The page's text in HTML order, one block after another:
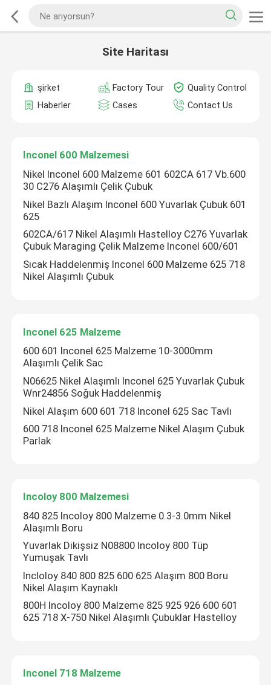
Site Haritası
şirket Factory Tour
Quality Control
Haberler
Cases Contact Us
Inconel 600 Malzemesi
Nikel Inconel 600 Malzeme 601 602CA 617 Vb.600
30 C276 Alaşımlı Çelik Çubuk
Nikel Bazlı Alaşım Inconel 600 Yuvarlak Çubuk 601
625
602CA/617 Nikel Alaşımlı Hastelloy C276 Yuvarlak
Çubuk Maraging Çelik Malzeme Inconel 600/601
Sıcak Haddelenmiş Inconel 600 Malzeme 625 718
Nikel Alaşımlı Çubuk
Inconel 625 Malzeme
600 601 Inconel 625 Malzeme 10-3000mm
Alaşımlı Çelik Sac
N06625 Nikel Alaşımlı Inconel 625 Yuvarlak Çubuk
Wnr24856 Soğuk Haddelenmiş
Nikel Alaşım 600 601 718 Inconel 625 Sac Tavlı
600 718 Inconel 625 Malzeme Nikel Alaşım Çubuk
Parlak
Incoloy 800 Malzemesi
840 825 Incoloy 800 Malzeme 0.3-3.0mm Nikel
Alaşımlı Boru
Yuvarlak Dikişsiz N08800 Incoloy 800 Tüp
Yumuşak Tavlı
Incloloy 840 800 825 600 625 Alaşım 800 Boru
Nikel Alaşım Kaynaklı
800H Incoloy 800 Malzeme 825 925 926 600 601
625 718 X-750 Nikel Alaşımlı Çubuklar Hastelloy
Inconel 718 Malzeme